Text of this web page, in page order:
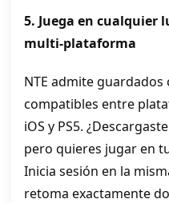
5. Juega en cualquier
multi‑plataforma
NTE admite
compatibles entre
iOS y PS5.
pero quieres jugar en
Inicia sesión en la
retoma exactamente